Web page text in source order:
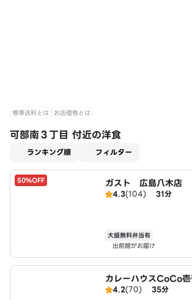
標準送料とは お店価格とは
可部南３丁目 付近の洋食
ランキング順 フィルター
50%OFF ガスト 広島八木店
4.3(104) 31分
大盛無料弁当有
出前館がお届け
カレーハウスCoCo
可部店（SD）
4.2(70) 35分